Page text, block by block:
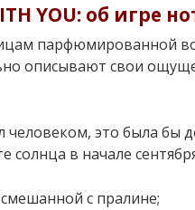
YOU: об игре
парфюмированной
описывают свои
человеком, это была бы
солнца в начале
с пралине;